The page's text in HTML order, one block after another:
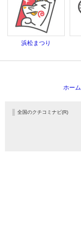
浜松まつり
ホーム
全国のクチコミナビ(R)